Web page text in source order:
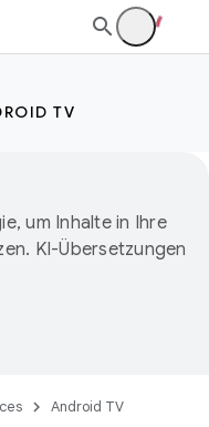
TV
um Inhalte in Ihre
KI-Übersetzungen
Android TV